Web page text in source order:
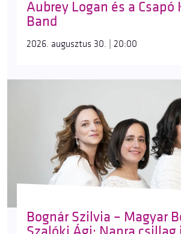
Aubrey Logan és a Csapó
Band
2026. augusztus 30. | 20:00
Bognár Szilvia – Magyar